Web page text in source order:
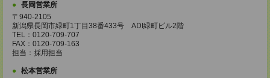
長岡営業所
〒940-2105
新潟県長岡市緑町1丁目38番433号 ADI緑町ビル2階
TEL：0120-709-707
FAX：0120-709-163
担当：採用担当
松本営業所